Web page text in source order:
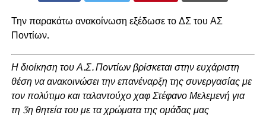
Την παρακάτω ανακοίνωση εξέδωσε το ΔΣ του ΑΣ
Ποντίων.
Η διοίκηση του Α.Σ. Ποντίων βρίσκεται στην ευχάριστη
θέση να ανακοινώσει την επανέναρξη της συνεργασίας με
τον πολύτιμο και ταλαντούχο χαφ Στέφανο Μελεμενή για
τη 3η θητεία του με τα χρώματα της ομάδας μας